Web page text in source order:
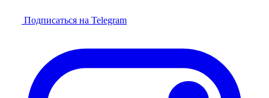
Подписаться на Telegram